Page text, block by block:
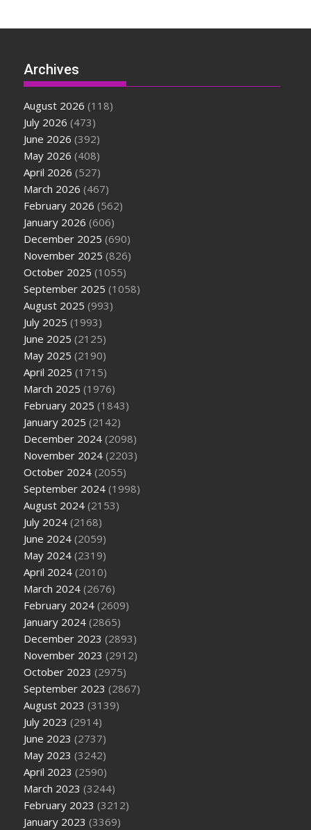
Archives
August 2026 (118)
July 2026 (473)
June 2026 (392)
May 2026 (408)
April 2026 (527)
March 2026 (467)
February 2026 (562)
January 2026 (606)
December 2025 (690)
November 2025 (826)
October 2025 (1055)
September 2025 (1058)
August 2025 (993)
July 2025 (1993)
June 2025 (2125)
May 2025 (2190)
April 2025 (1715)
March 2025 (1976)
February 2025 (1843)
January 2025 (2142)
December 2024 (2098)
November 2024 (2203)
October 2024 (2055)
September 2024 (1998)
August 2024 (2153)
July 2024 (2168)
June 2024 (2059)
May 2024 (2319)
April 2024 (2010)
March 2024 (2676)
February 2024 (2609)
January 2024 (2865)
December 2023 (2893)
November 2023 (2912)
October 2023 (2975)
September 2023 (2867)
August 2023 (3139)
July 2023 (2914)
June 2023 (2737)
May 2023 (3242)
April 2023 (2590)
March 2023 (3244)
February 2023 (3212)
January 2023 (3369)